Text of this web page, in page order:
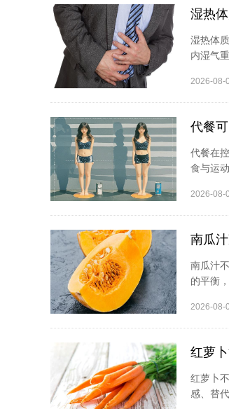
湿热
湿热体
内湿气
2026-08-
代餐
代餐在
食与运
2026-08-
南瓜
南瓜汁
的平衡
2026-08-
红萝
红萝卜
感、替